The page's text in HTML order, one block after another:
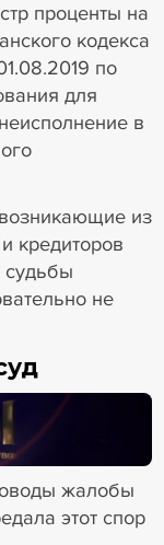
проценты на
кодекса
по
для
в
из
кредиторов
судьбы
не
жалобы
этот спор